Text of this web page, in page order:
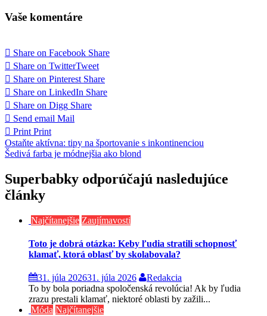
Vaše komentáre
Share on Facebook Share
Share on TwitterTweet
Share on Pinterest Share
Share on LinkedIn Share
Share on Digg Share
Send email Mail
Print Print
Navigácia
v
článku
Ostaňte aktívna: tipy na športovanie s inkontinenciou
Šedivá farba je módnejšia ako blond
Superbabky odporúčajú nasledujúce
články
Najčítanejšie Zaujímavosti
Toto je dobrá otázka: Keby ľudia stratili schopnosť
klamať, ktorá oblasť by skolabovala?
31. júla 202631. júla 2026
Redakcia
To by bola poriadna spoločenská revolúcia! Ak by ľudia
zrazu prestali klamať, niektoré oblasti by zažili...
Móda Najčítanejšie